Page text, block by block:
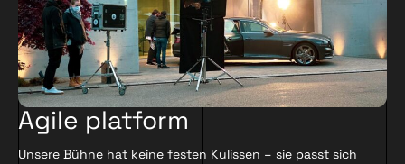
Agile platform
Unsere Bühne hat keine festen Kulissen – sie passt sich